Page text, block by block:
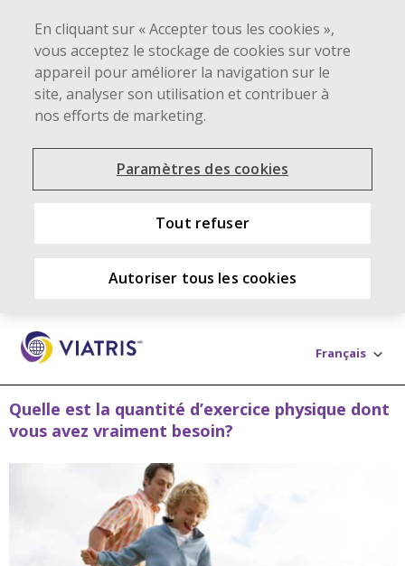
Français
Quelle est la quantité d’exercice physique dont
vous avez vraiment besoin?
En cliquant sur « Accepter tous les cookies »,
vous acceptez le stockage de cookies sur votre
appareil pour améliorer la navigation sur le
site, analyser son utilisation et contribuer à
nos efforts de marketing.
Paramètres des cookies
Tout refuser
Autoriser tous les cookies